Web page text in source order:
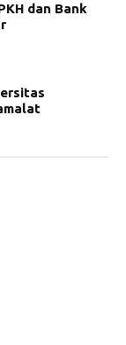
dan Bank